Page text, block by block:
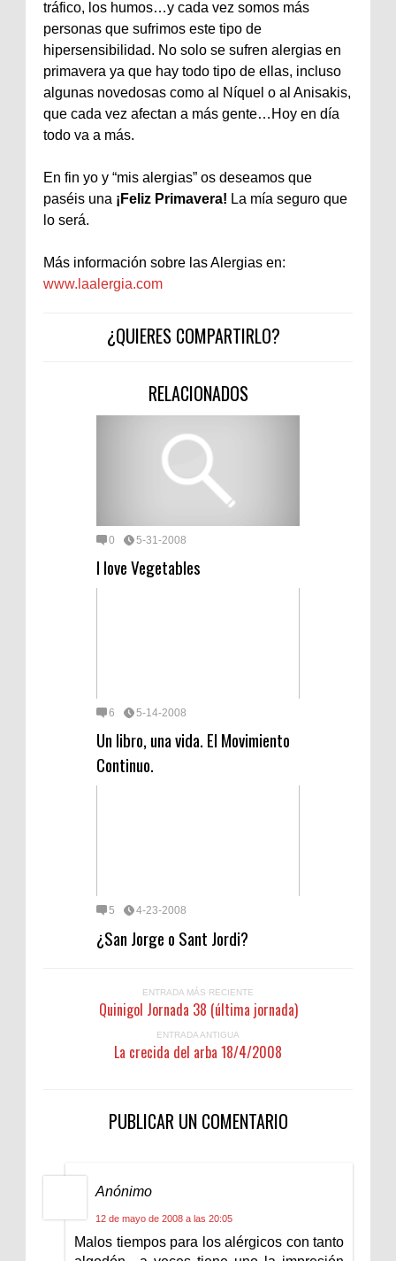
tráfico, los humos…y cada vez somos más
personas que sufrimos este tipo de
hipersensibilidad. No solo se sufren alergias en
primavera ya que hay todo tipo de ellas, incluso
algunas novedosas como al Níquel o al Anisakis,
que cada vez afectan a más gente…Hoy en día
todo va a más.
En fin yo y “mis alergias” os deseamos que
paséis una ¡Feliz Primavera! La mía seguro que
lo será.
Más información sobre las Alergias en:
www.laalergia.com
¿QUIERES COMPARTIRLO?
RELACIONADOS
0 5-31-2008
I love Vegetables
6 5-14-2008
Un libro, una vida. El Movimiento
Continuo.
5 4-23-2008
¿San Jorge o Sant Jordi?
ENTRADA MÁS RECIENTE
Quinigol Jornada 38 (última jornada)
ENTRADA ANTIGUA
La crecida del arba 18/4/2008
PUBLICAR UN COMENTARIO
Anónimo
12 de mayo de 2008 a las 20:05
Malos tiempos para los alérgicos con tanto